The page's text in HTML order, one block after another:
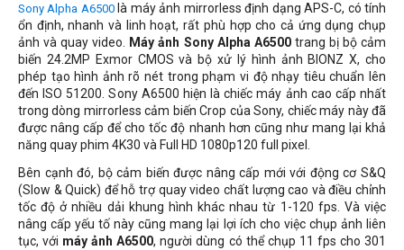
Sony Alpha A6500là máy ảnh mirrorless định dạng APS-C, có tính
ổn định, nhanh và linh hoạt, rất phù hợp cho cả ứng dụng chụp
ảnh và quay video.
Máy ảnh Sony Alpha A6500trang bị bộ cảm
biến 24.2MP Exmor CMOS và bộ xử lý hình ảnh BIONZ X, cho
phép tạo hình ảnh rõ nét trong phạm vi độ nhạy tiêu chuẩn lên
đến ISO 51200. Sony A6500 hiện là chiếc máy ảnh cao cấp nhất
trong dòng mirrorless cảm biến Crop của Sony, chiếc máy này đã
được nâng cấp để cho tốc độ nhanh hơn cũng như mang lại khả
năng quay phim 4K30 và Full HD 1080p120 full pixel.
Bên cạnh đó, bộ cảm biến được nâng cấp mới với động cơ S&Q
(Slow & Quick) để hỗ trợ quay video chất lượng cao và điều chỉnh
tốc độ ở nhiều dải khung hình khác nhau từ 1-120 fps. Và việc
nâng cấp yếu tố này cũng mang lại lợi ích cho việc chụp ảnh liên
tục, với máy ảnh A6500, người dùng có thể chụp 11 fps cho 301